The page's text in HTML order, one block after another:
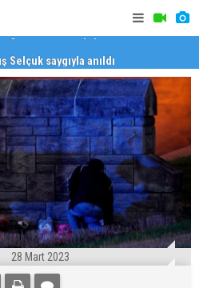
Selçuk saygıyla anıldı
28 Mart 2023